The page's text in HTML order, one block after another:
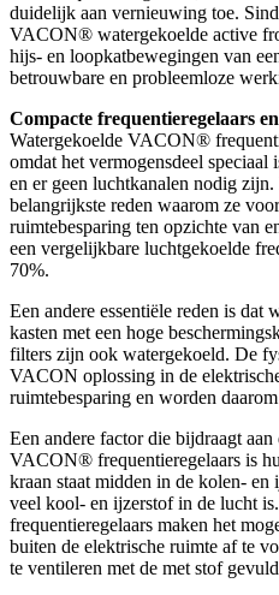
duidelijk aan vernieuwing toe.
VACON® watergekoelde active
hijs- en loopkatbewegingen van
betrouwbare en probleemloze
Compacte frequentieregelaars
Watergekoelde VACON®
omdat het vermogensdeel
en er geen luchtkanalen nodig
belangrijkste reden waarom ze
ruimtebesparing ten opzichte van
een vergelijkbare luchtgekoelde
70%.
Een andere essentiële reden is dat
kasten met een hoge
filters zijn ook watergekoeld. De
VACON oplossing in de
ruimtebesparing en worden
Een andere factor die bijdraagt
VACON® frequentieregelaars is
kraan staat midden in de kolen- en
veel kool- en ijzerstof in de lucht
frequentieregelaars maken het
buiten de elektrische ruimte af te
te ventileren met de met stof